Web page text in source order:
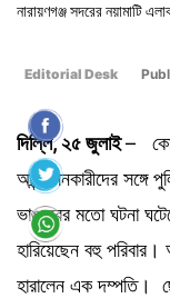
নারায়ণগঞ্জ সদরের নয়ামাটি
Editorial Desk
দিল্লি, ২৫ জুলাই–
আন্দোলনকারীদের সঙ্গে
ভাঙচুরের মতো ঘটনা
হারিয়েছেন বহু
হারালেন এক দম্পতি।